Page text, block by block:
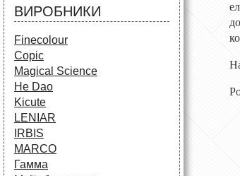
Аксесуари для школярів
ВИРОБНИКИ
Finecolour
Copic
Magical Science
He Dao
Kicute
LENIAR
IRBIS
MARCO
Гамма